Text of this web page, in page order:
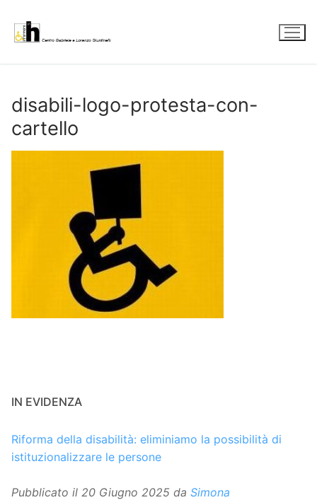
contenuto
disabili-logo-protesta-con-
cartello
IN EVIDENZA
Riforma della disabilità: eliminiamo la possibilità di
istituzionalizzare le persone
Pubblicato il 20 Giugno 2025 da Simona